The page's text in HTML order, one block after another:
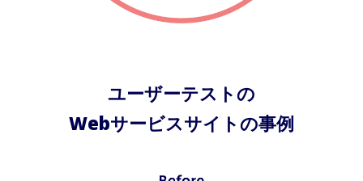
ユーザーテストの
Webサービスサイトの事例